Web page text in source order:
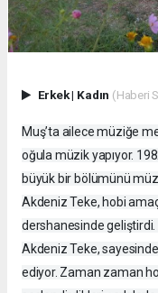
Erkek| Kadın (Haberi
Muş’ta ailece müziğe
oğula müzik yapıyor.
büyük bir bölümünü
Akdeniz Teke, hobi
dershanesinde geliştirdi.
Akdeniz Teke,
ediyor. Zaman zaman